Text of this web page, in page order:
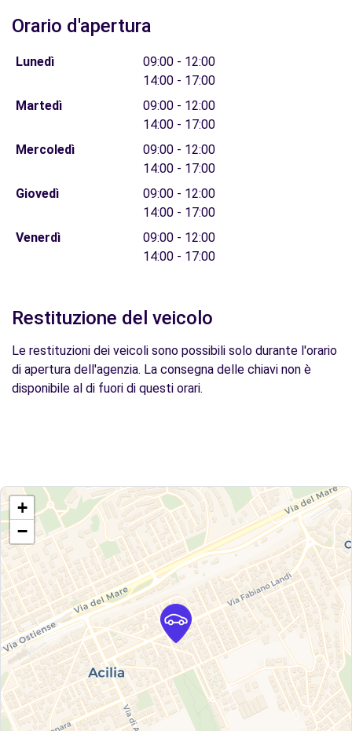
Orario d'apertura
Lunedì
09:00 - 12:00
14:00 - 17:00
Martedì
09:00 - 12:00
14:00 - 17:00
Mercoledì
09:00 - 12:00
14:00 - 17:00
Giovedì
09:00 - 12:00
14:00 - 17:00
Venerdì
09:00 - 12:00
14:00 - 17:00
Restituzione del veicolo
Le restituzioni dei veicoli sono possibili solo durante l'orario
di apertura dell'agenzia. La consegna delle chiavi non è
disponibile al di fuori di questi orari.
+
−